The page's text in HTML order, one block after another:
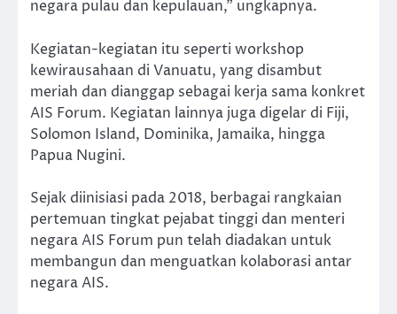
negara pulau dan kepulauan,” ungkapnya.
Kegiatan-kegiatan itu seperti workshop
kewirausahaan di Vanuatu, yang disambut
meriah dan dianggap sebagai kerja sama konkret
AIS Forum. Kegiatan lainnya juga digelar di Fiji,
Solomon Island, Dominika, Jamaika, hingga
Papua Nugini.
Sejak diinisiasi pada 2018, berbagai rangkaian
pertemuan tingkat pejabat tinggi dan menteri
negara AIS Forum pun telah diadakan untuk
membangun dan menguatkan kolaborasi antar
negara AIS.